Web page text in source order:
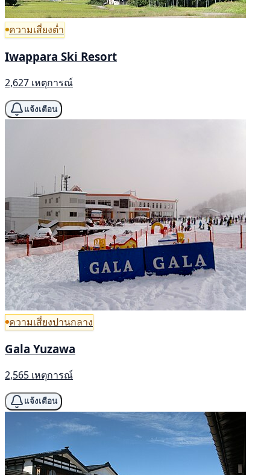
ความเสี่ยงต่ำ
Iwappara Ski Resort
2,627 เหตุการณ์
แจ้งเตือน
ความเสี่ยงปานกลาง
Gala Yuzawa
2,565 เหตุการณ์
แจ้งเตือน